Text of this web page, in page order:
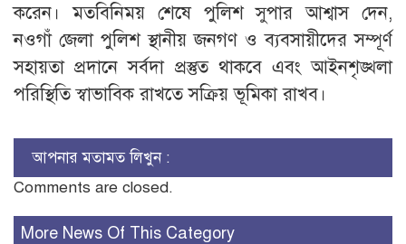
করেন। মতবিনিময় শেষে পুলিশ সুপার আশ্বাস দেন,
নওগাঁ জেলা পুলিশ স্থানীয় জনগণ ও ব্যবসায়ীদের সম্পূর্ণ
সহায়তা প্রদানে সর্বদা প্রস্তুত থাকবে এবং আইনশৃঙ্খলা
পরিস্থিতি স্বাভাবিক রাখতে সক্রিয় ভূমিকা রাখব।
আপনার মতামত লিখুন :
Comments are closed.
More News Of This Category